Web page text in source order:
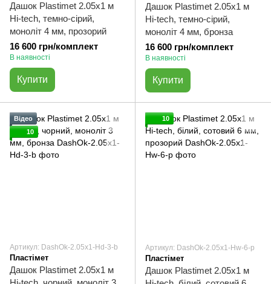
Дашок Plastimet 2.05x1 м
Hi-tech, темно-сірий,
моноліт 4 мм, прозорий
16 600 грн/комплект
В наявності
Купити
Дашок Plastimet 2.05x1 м
Hi-tech, темно-сірий,
моноліт 4 мм, бронза
16 600 грн/комплект
В наявності
Купити
Відео
10
Артикул: DashOk-2.05x1-Hd-3-b
Пластімет
Дашок Plastimet 2.05x1 м
10
Артикул: DashOk-2.05x1-Hw-6-p
Пластімет
Дашок Plastimet 2.05x1 м